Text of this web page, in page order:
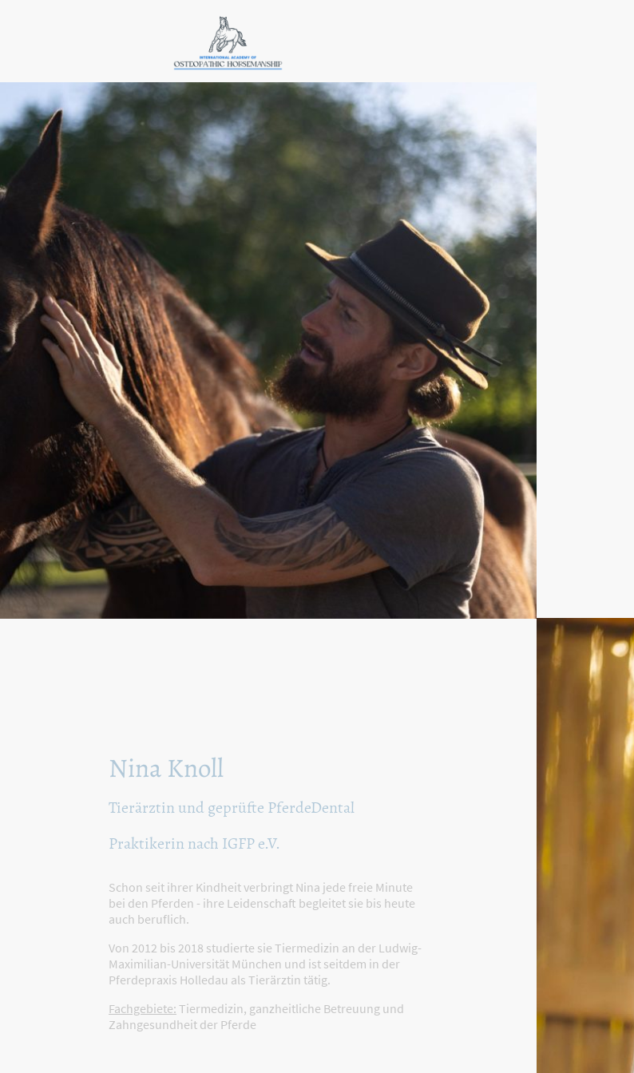
Nina Knoll
Tierärztin und geprüfte PferdeDental
Praktikerin nach IGFP e.V.
Schon seit ihrer Kindheit verbringt Nina jede freie Minute
bei den Pferden - ihre Leidenschaft begleitet sie bis heute
auch beruflich.
Von 2012 bis 2018 studierte sie Tiermedizin an der Ludwig-
Maximilian-Universität München und ist seitdem in der
Pferdepraxis Holledau als Tierärztin tätig.
Fachgebiete: Tiermedizin, ganzheitliche Betreuung und
Zahngesundheit der Pferde